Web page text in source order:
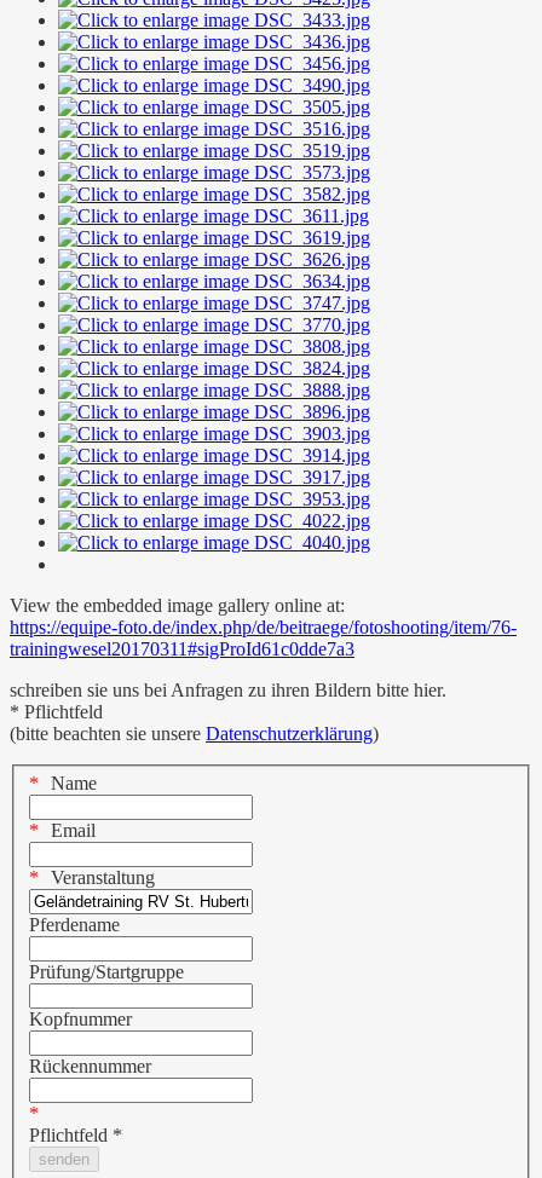
View the embedded image gallery online at:
https://equipe-foto.de/index.php/de/beitraege/fotoshooting/item/76-
trainingwesel20170311#sigProId61c0dde7a3
schreiben sie uns bei Anfragen zu ihren Bildern bitte hier.
* Pflichtfeld
(bitte beachten sie unsere Datenschutzerklärung)
Name
Email
Veranstaltung
Pferdename
Prüfung/Startgruppe
Kopfnummer
Rückennummer
Pflichtfeld *